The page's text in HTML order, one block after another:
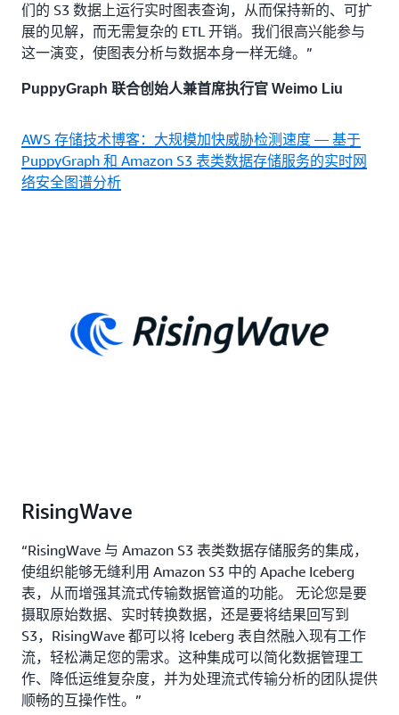
们的 S3 数据上运行实时图表查询，从而保持新的、可扩
展的见解，而无需复杂的 ETL 开销。我们很高兴能参与
这一演变，使图表分析与数据本身一样无缝。”
PuppyGraph 联合创始人兼首席执行官 Weimo Liu
AWS 存储技术博客：大规模加快威胁检测速度 — 基于
PuppyGraph 和 Amazon S3 表类数据存储服务的实时网
络安全图谱分析
RisingWave
“RisingWave 与 Amazon S3 表类数据存储服务的集成，
使组织能够无缝利用 Amazon S3 中的 Apache Iceberg
表，从而增强其流式传输数据管道的功能。 无论您是要
摄取原始数据、实时转换数据，还是要将结果回写到
S3，RisingWave 都可以将 Iceberg 表自然融入现有工作
流，轻松满足您的需求。这种集成可以简化数据管理工
作、降低运维复杂度，并为处理流式传输分析的团队提供
顺畅的互操作性。”